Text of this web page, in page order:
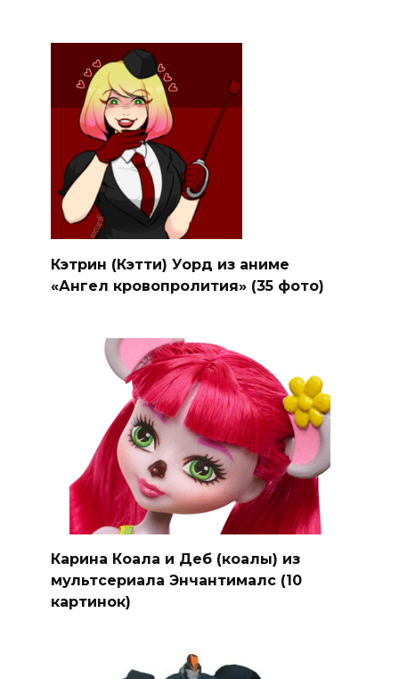
Кэтрин (Кэтти) Уорд из аниме
«Ангел кровопролития» (35 фото)
Карина Коала и Деб (коалы) из
мультсериала Энчантималс (10
картинок)